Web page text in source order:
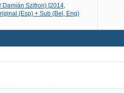
Damián Szifron) [2014,
(Esp) + Sub (Bel, Eng)